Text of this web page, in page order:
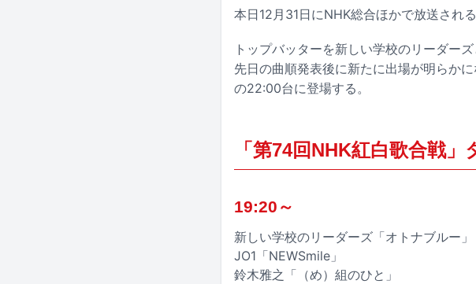
本日12月31日にNHK総合ほかで放送され
トップバッターを新しい学校のリーダー
先日の曲順発表後に新たに出場が明らか
の22:00台に登場する。
「第74回NHK紅白歌合戦
19:20～
新しい学校のリーダーズ「オトナブルー」
JO1「NEWSmile」
鈴木雅之「（め）組のひと」